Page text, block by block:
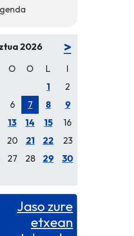
2026 >
O O L
I
1
2
6 7 8
9
13 14 15
16
20 21 22
23
27 28 29
30
Jaso zure
etxean